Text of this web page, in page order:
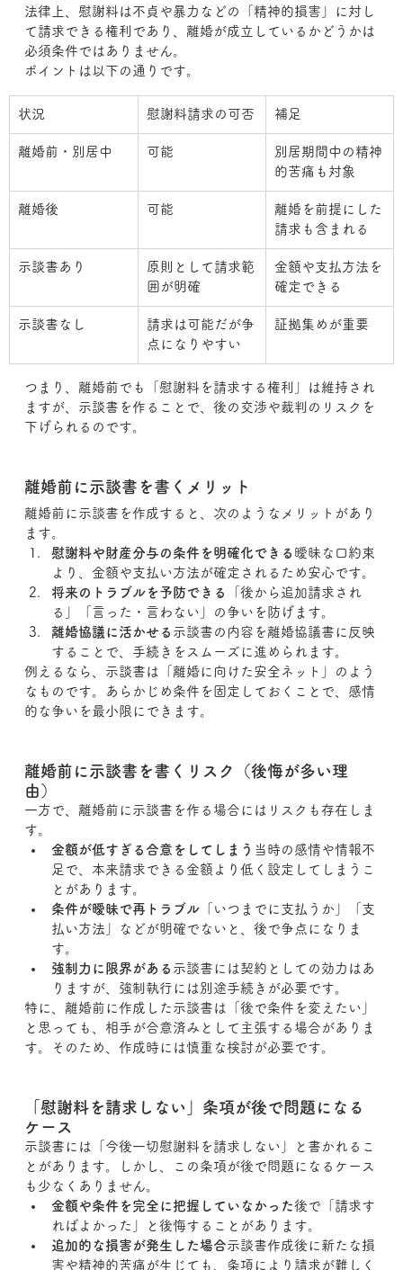
法律上、慰謝料は不貞や暴力などの「精神的損害」に対し
て請求できる権利であり、離婚が成立しているかどうかは
必須条件ではありません。
ポイントは以下の通りです。
状況 慰謝料請求の可否 補足
離婚前・別居中 可能
別居期間中の精神
的苦痛も対象
離婚後 可能
離婚を前提にした
請求も含まれる
示談書あり
原則として請求範
囲が明確
金額や支払方法を
確定できる
示談書なし
請求は可能だが争
点になりやすい
証拠集めが重要
つまり、離婚前でも「慰謝料を請求する権利」は維持され
ますが、示談書を作ることで、後の交渉や裁判のリスクを
下げられるのです。
離婚前に示談書を書くメリット
離婚前に示談書を作成すると、次のようなメリットがあり
ます。
慰謝料や財産分与の条件を明確化できる 曖昧な口約束
より、金額や支払い方法が確定されるため安心です。
将来のトラブルを予防できる
「後から追加請求され
る」「言った・言わない」の争いを防げます。
離婚協議に活かせる 示談書の内容を離婚協議書に反映
することで、手続きをスムーズに進められます。
例えるなら、示談書は「離婚に向けた安全ネット」のよう
なものです。あらかじめ条件を固定しておくことで、感情
的な争いを最小限にできます。
離婚前に示談書を書くリスク（後悔が多い理
由）
一方で、離婚前に示談書を作る場合にはリスクも存在しま
す。
金額が低すぎる合意をしてしまう 当時の感情や情報不
足で、本来請求できる金額より低く設定してしまうこ
とがあります。
条件が曖昧で再トラブル 「いつまでに支払うか」「支
払い方法」などが明確でないと、後で争点になりま
す。
強制力に限界がある 示談書には契約としての効力はあ
りますが、強制執行には別途手続きが必要です。
特に、離婚前に作成した示談書は「後で条件を変えたい」
と思っても、相手が合意済みとして主張する場合がありま
す。そのため、作成時には慎重な検討が必要です。
「慰謝料を請求しない」条項が後で問題になる
ケース
示談書には「今後一切慰謝料を請求しない」と書かれるこ
とがあります。しかし、この条項が後で問題になるケース
も少なくありません。
金額や条件を完全に把握していなかった後で「請求す
ればよかった」と後悔することがあります。
追加的な損害が発生した場合示談書作成後に新たな損
害や精神的苦痛が生じても、条項により請求が難しく